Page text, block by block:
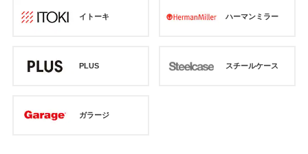
イトーキ ハーマンミラー
PLUS スチールケース
ガラージ